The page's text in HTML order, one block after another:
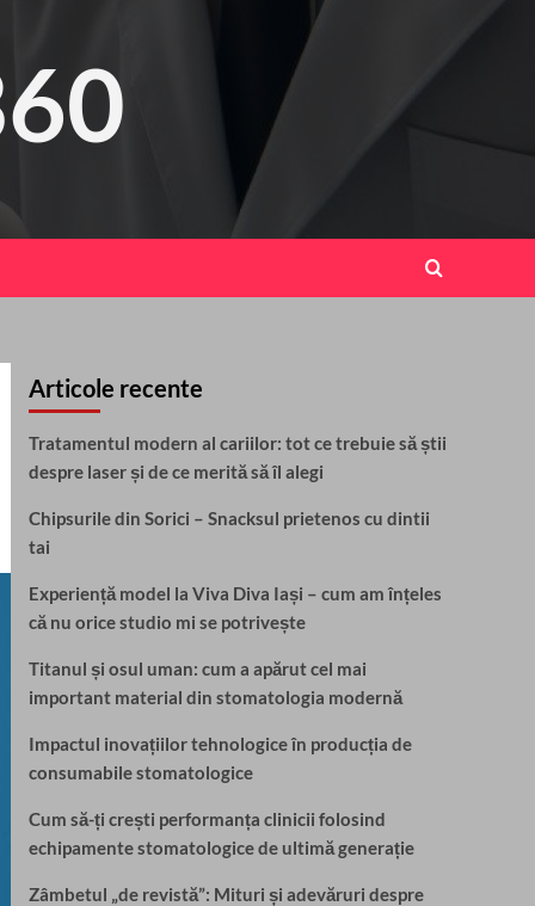
Articole recente
Tratamentul modern al cariilor: tot ce trebuie să știi
despre laser și de ce merită să îl alegi
Chipsurile din Sorici – Snacksul prietenos cu dintii
tai
Experiență model la Viva Diva Iași – cum am înțeles
că nu orice studio mi se potrivește
Titanul și osul uman: cum a apărut cel mai
important material din stomatologia modernă
Impactul inovațiilor tehnologice în producția de
consumabile stomatologice
Cum să-ți crești performanța clinicii folosind
echipamente stomatologice de ultimă generație
Zâmbetul „de revistă”: Mituri și adevăruri despre